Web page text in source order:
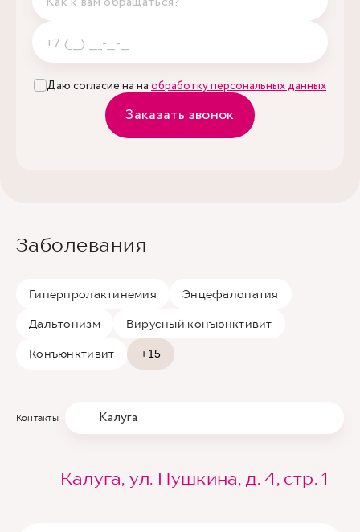
Даю согласие на на обработку персональных данных
Заказать звонок
Заболевания
Гиперпролактинемия Энцефалопатия
Дальтонизм Вирусный конъюнктивит
Конъюнктивит +15
Контакты Калуга
Калуга, ул. Пушкина, д. 4, стр. 1